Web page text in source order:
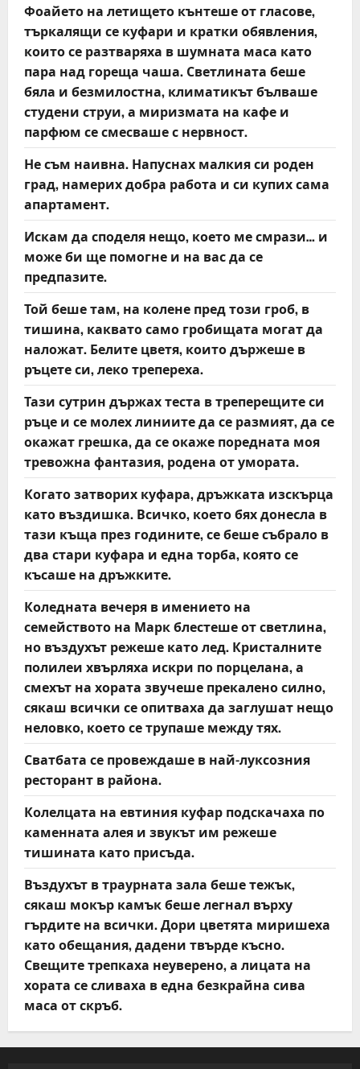
Фоайето на летището кънтеше от гласове,
търкалящи се куфари и кратки обявления,
които се разтваряха в шумната маса като
пара над гореща чаша. Светлината беше
бяла и безмилостна, климатикът бълваше
студени струи, а миризмата на кафе и
парфюм се смесваше с нервност.
Не съм наивна. Напуснах малкия си роден
град, намерих добра работа и си купих сама
апартамент.
Искам да споделя нещо, което ме смрази… и
може би ще помогне и на вас да се
предпазите.
Той беше там, на колене пред този гроб, в
тишина, каквато само гробищата могат да
наложат. Белите цветя, които държеше в
ръцете си, леко трепереха.
Тази сутрин държах теста в треперещите си
ръце и се молех линиите да се размият, да се
окажат грешка, да се окаже поредната моя
тревожна фантазия, родена от умората.
Когато затворих куфара, дръжката изскърца
като въздишка. Всичко, което бях донесла в
тази къща през годините, се беше събрало в
два стари куфара и една торба, която се
късаше на дръжките.
Коледната вечеря в имението на
семейството на Марк блестеше от светлина,
но въздухът режеше като лед. Кристалните
полилеи хвърляха искри по порцелана, а
смехът на хората звучеше прекалено силно,
сякаш всички се опитваха да заглушат нещо
неловко, което се трупаше между тях.
Сватбата се провеждаше в най-луксозния
ресторант в района.
Колелцата на евтиния куфар подскачаха по
каменната алея и звукът им режеше
тишината като присъда.
Въздухът в траурната зала беше тежък,
сякаш мокър камък беше легнал върху
гърдите на всички. Дори цветята миришеха
като обещания, дадени твърде късно.
Свещите трепкаха неуверено, а лицата на
хората се сливаха в една безкрайна сива
маса от скръб.